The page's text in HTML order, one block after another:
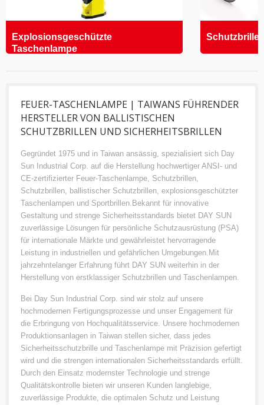
Explosionsgeschützte
Taschenlampe
FEUER-TASCHENLAMPE | TAIWANS FÜHRENDER
HERSTELLER VON BALLISTISCHEN
SCHUTZBRILLEN UND SICHERHEITSBRILLEN
Gegründet 1975 und in Taiwan ansässig, spezialisiert sich Day
Sun Industrial Corp. auf die Herstellung hochwertiger ANSI- und
CE-zertifizierter Feuer-Taschenlampe, Schutzbrillen,
Schutzbrillen, ballistischer Schutzbrillen, explosionsgeschützter
Taschenlampen und Sportbrillen.Bekannt für innovative
Gestaltung und strenge Sicherheitsstandards bietet DAY SUN
zuverlässige Lösungen für persönliche Schutzausrüstung (PSA)
für internationale Märkte und gewährleistet hervorragende
Leistung in industriellen und gefährlichen Umgebungen.Mit
jahrzehntelanger Erfahrung führt DAY SUN weiterhin in der
Herstellung von erstklassiger Schutzbrillen und Taschenlampen.
Bei Day Sun Industrial Corp. sind wir stolz auf unsere
hochmodernen Fertigungsprozesse und unser Engagement für
die Erbringung von Hochqualitätsservice. Unsere hochmodernen
Produktionsanlagen in Taiwan stellen sicher, dass jedes
Sicherheitsschutzbrille und Taschenlampe mit Präzision gefertigt
wird und die strengen internationalen Sicherheitsstandards erfüllt.
Durch den Einsatz modernster Technologie und strenge
Qualitätskontrolle bieten wir unseren Kunden langlebige,
zuverlässige Produkte, die optimalen Schutz und Leistung